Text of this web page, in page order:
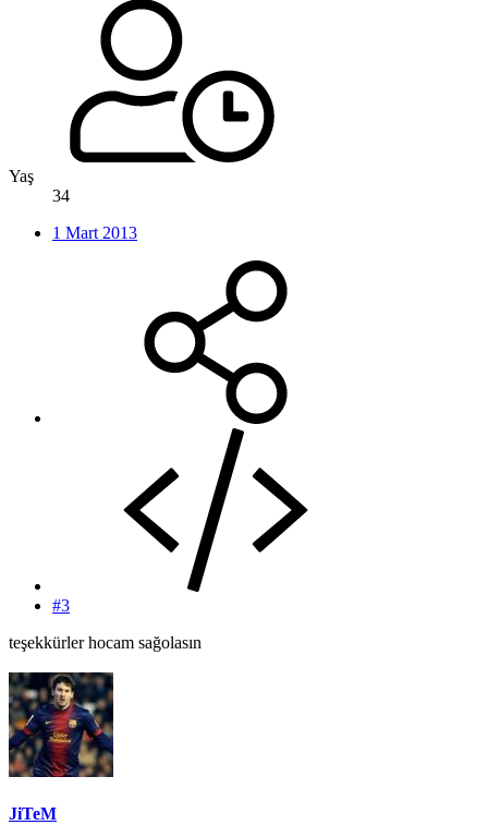
Yaş
34
1 Mart 2013
#3
teşekkürler hocam sağolasın
JiTeM